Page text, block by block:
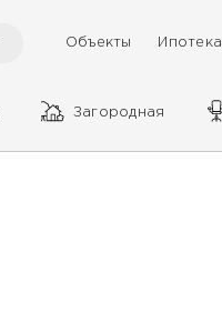
Объекты Ипотека
Загородная